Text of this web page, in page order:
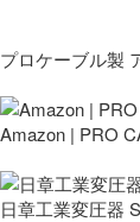
プロケーブル製
Amazon | PRO
日章工業変圧器